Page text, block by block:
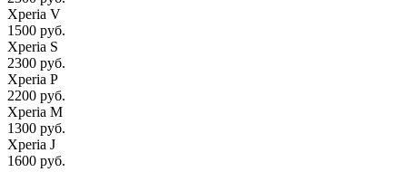
Xperia V
1500 руб.
Xperia S
2300 руб.
Xperia P
2200 руб.
Xperia M
1300 руб.
Xperia J
1600 руб.